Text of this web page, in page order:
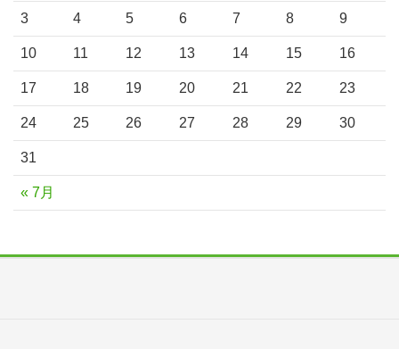
« 7月
3 4 5 6 7 8 9
10 11 12 13 14 15 16
17 18 19 20 21 22 23
24 25 26 27 28 29 30
31